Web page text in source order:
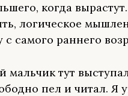
когда
логическое
самого раннего
мальчик тут
пел и читал. Я